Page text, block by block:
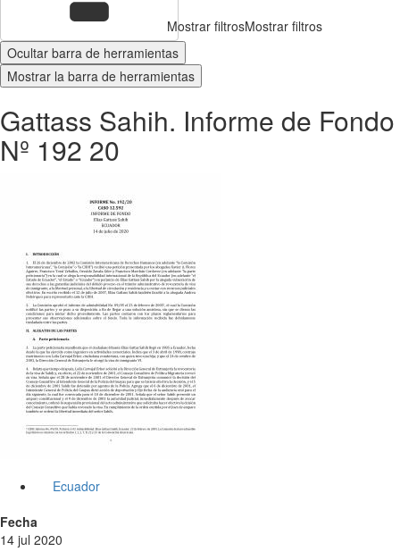
Mostrar filtrosMostrar filtros
Ocultar barra de herramientas
Mostrar la barra de herramientas
Gattass Sahih. Informe de Fondo
Nº 192 20
Ecuador
Fecha
14 jul 2020